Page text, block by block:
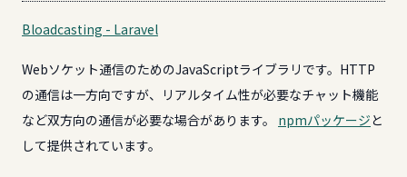
Bloadcasting - Laravel
Webソケット通信のためのJavaScriptライブラリです。HTTP
の通信は一方向ですが、リアルタイム性が必要なチャット機能
など双方向の通信が必要な場合があります。 npmパッケージと
して提供されています。